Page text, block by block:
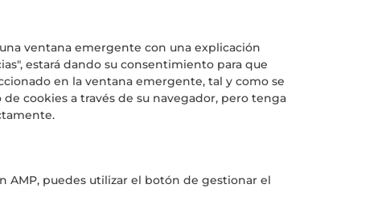
ventana emergente con una explicación
estará dando su consentimiento para que
en la ventana emergente, tal y como se
cookies a través de su navegador, pero tenga
AMP, puedes utilizar el botón de gestionar el